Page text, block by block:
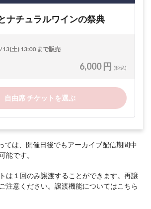
ナチュラルワインの祭典
13(土) 13:00 まで販売
6,000 円 (税込)
自由席 チケットを選ぶ
ては、開催日後でもアーカイブ配信期間中
能です。
は１回のみ譲渡することができます。再譲
注意ください。譲渡機能についてはこちら